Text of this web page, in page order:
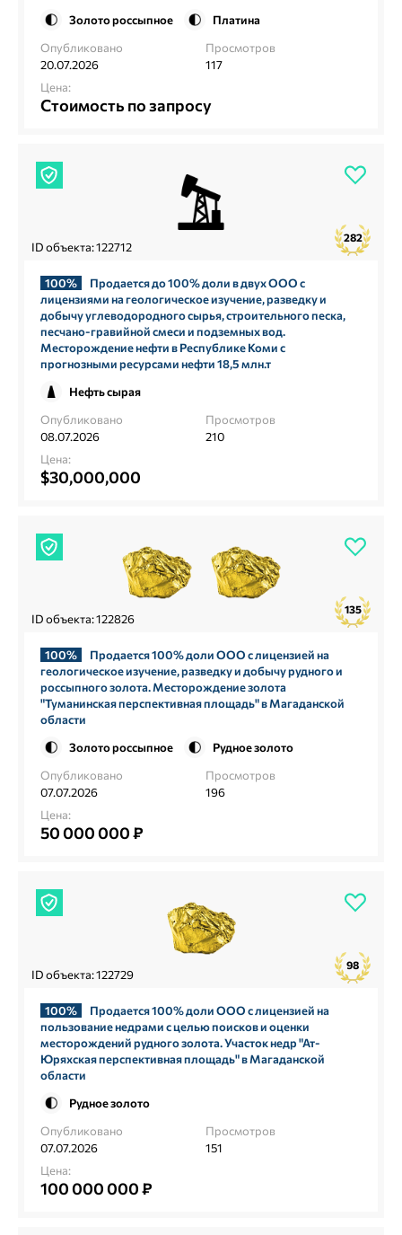
Золото россыпное
Платина
Опубликовано
20.07.2026
Просмотров
117
Цена:
Стоимость по запросу
ID объекта: 122712
282
100%
Продается до 100% доли в двух ООО с
лицензиями на геологическое изучение, разведку и
добычу углеводородного сырья, строительного песка,
песчано-гравийной смеси и подземных вод.
Месторождение нефти в Республике Коми с
прогнозными ресурсами нефти 18,5 млн.т
Нефть сырая
Опубликовано
08.07.2026
Просмотров
210
Цена:
$30,000,000
ID объекта: 122826
135
100%
Продается 100% доли ООО с лицензией на
геологическое изучение, разведку и добычу рудного и
россыпного золота. Месторождение золота
"Туманинская перспективная площадь" в Магаданской
области
Золото россыпное
Рудное золото
Опубликовано
07.07.2026
Просмотров
196
Цена:
50 000 000 ₽
ID объекта: 122729
98
100%
Продается 100% доли ООО с лицензией на
пользование недрами с целью поисков и оценки
месторождений рудного золота. Участок недр "Ат-
Юряхская перспективная площадь" в Магаданской
области
Рудное золото
Опубликовано
07.07.2026
Просмотров
151
Цена:
100 000 000 ₽